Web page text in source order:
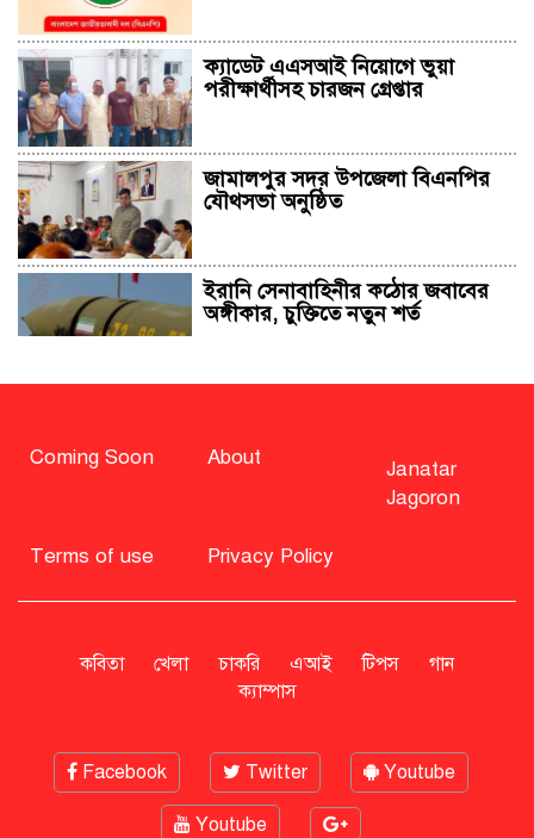
ক্যাডেট এএসআই নিয়োগে ভুয়া
পরীক্ষার্থীসহ চারজন গ্রেপ্তার
জামালপুর সদর উপজেলা বিএনপির
যৌথসভা অনুষ্ঠিত
ইরানি সেনাবাহিনীর কঠোর জবাবের
অঙ্গীকার, চুক্তিতে নতুন শর্ত
বিএনপি নিয়ে জামায়াতের মন্তব্যে
এনসিপি
সাহাবুদ্দিন
Coming Soon About
Janatar
Jagoron
Terms of use Privacy Policy
কবিতা খেলা চাকরি এআই টিপস
গান
ক্যাম্পাস
Facebook Twitter Youtube
Youtube